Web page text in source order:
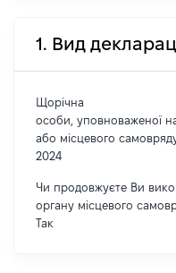
1. Вид
Щорічна
особи, уповноваженої
або місцевого
2024
Чи продовжуєте Ви
органу місцевого
Так